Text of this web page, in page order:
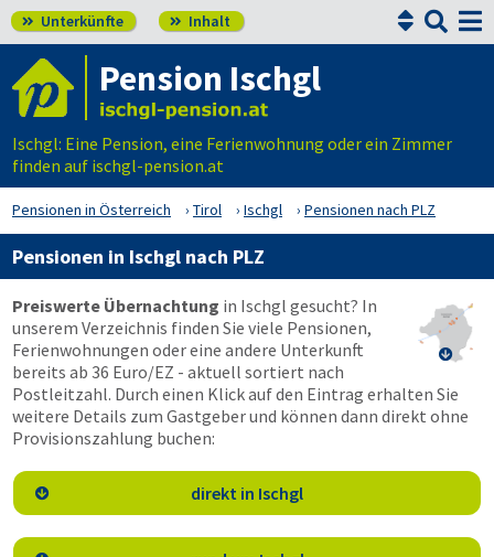
 Unterkünfte  Inhalt 

Pension Ischgl
Ischgl: Eine Pension, eine Ferienwohnung oder ein Zimmer
finden auf ischgl-pension.at
Pensionen in Österreich Tirol Ischgl Pensionen nach PLZ
Pensionen in Ischgl nach PLZ

Preiswerte Übernachtung in Ischgl gesucht? In
unserem Verzeichnis finden Sie viele Pensionen,
Ferienwohnungen oder eine andere Unterkunft
bereits ab 36 Euro/EZ - aktuell sortiert nach
Postleitzahl. Durch einen Klick auf den Eintrag erhalten Sie
weitere Details zum Gastgeber und können dann direkt ohne
Provisionszahlung buchen:
 direkt in Ischgl